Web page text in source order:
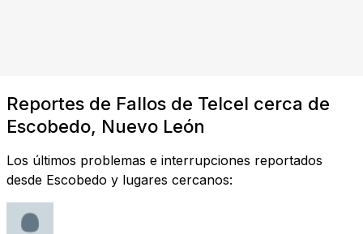
Reportes de Fallos de Telcel cerca de
Escobedo, Nuevo León
Los últimos problemas e interrupciones reportados
desde Escobedo y lugares cercanos: